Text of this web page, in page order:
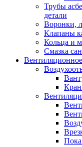
Трубы
детали
Воронки,
Клапаны
Кольца и
Смазка